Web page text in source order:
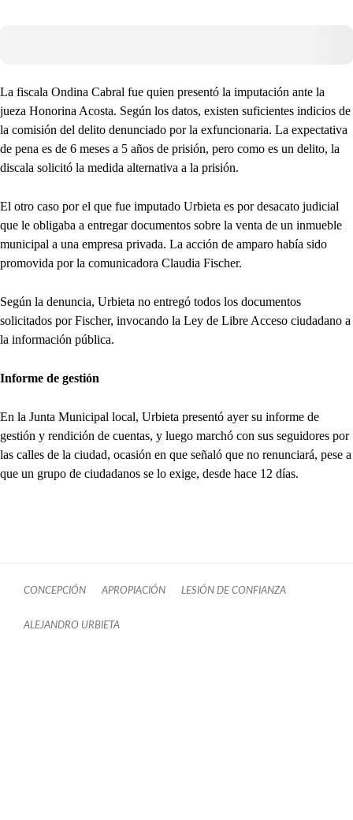
La fiscala Ondina Cabral fue quien presentó la imputación ante la
jueza Honorina Acosta. Según los datos, existen suficientes indicios de
la comisión del delito denunciado por la exfuncionaria. La expectativa
de pena es de 6 meses a 5 años de prisión, pero como es un delito, la
discala solicitó la medida alternativa a la prisión.
El otro caso por el que fue imputado Urbieta es por desacato judicial
que le obligaba a entregar documentos sobre la venta de un inmueble
municipal a una empresa privada. La acción de amparo había sido
promovida por la comunicadora Claudia Fischer.
Según la denuncia, Urbieta no entregó todos los documentos
solicitados por Fischer, invocando la Ley de Libre Acceso ciudadano a
la información pública.
Informe de gestión
En la Junta Municipal local, Urbieta presentó ayer su informe de
gestión y rendición de cuentas, y luego marchó con sus seguidores por
las calles de la ciudad, ocasión en que señaló que no renunciará, pese a
que un grupo de ciudadanos se lo exige, desde hace 12 días.
CONCEPCIÓN APROPIACIÓN LESIÓN DE CONFIANZA
ALEJANDRO URBIETA